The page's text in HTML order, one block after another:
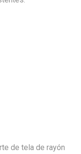
de tela de rayón